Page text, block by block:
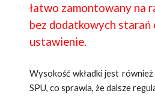
łatwo zamontowany na
bez dodatkowych starań
ustawienie.
Wysokość wkładki jest
SPU, co sprawia, że dalsze